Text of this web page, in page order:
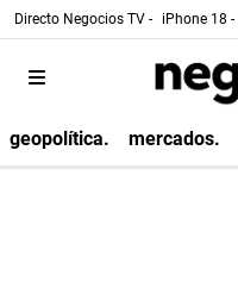
Directo Negocios TV - iPhone 18 -
geopolítica. mercados.